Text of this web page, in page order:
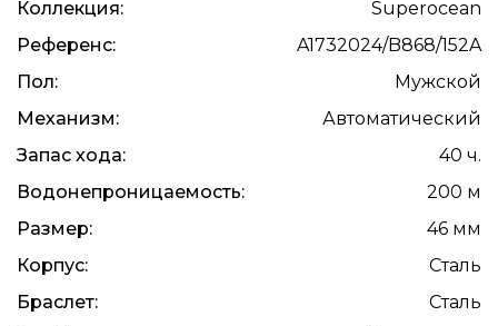
Коллекция:
Superocean
Референс:
A1732024/B868/152A
Пол:
Мужской
Механизм:
Автоматический
Запас хода:
40 ч.
Водонепроницаемость:
200 м
Размер:
46 мм
Корпус:
Сталь
Браслет:
Сталь